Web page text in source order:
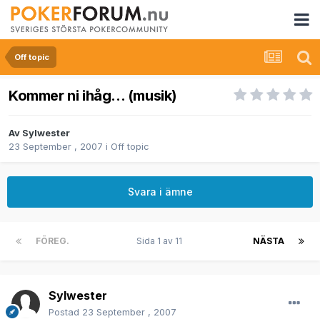
Off topic
Kommer ni ihåg... (musik)
Av Sylwester
23 September , 2007 i Off topic
Svara i ämne
FÖREG. NÄSTA
Sida 1 av 11
Sylwester
Postad 23 September , 2007